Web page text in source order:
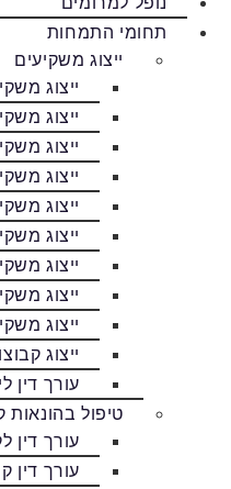
תחומי התמחות
ייצוג משקיעים
ייצוג
ייצוג
ייצוג
ייצוג
ייצוג
ייצוג
ייצוג
ייצוג
ייצוג
ייצוג
עורך דין
טיפול בהונאות
עורך דין
עורך דין